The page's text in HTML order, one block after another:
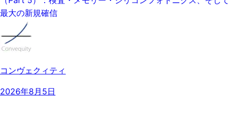
最大の新規確信
コンヴェクィティ
2026年8月5日